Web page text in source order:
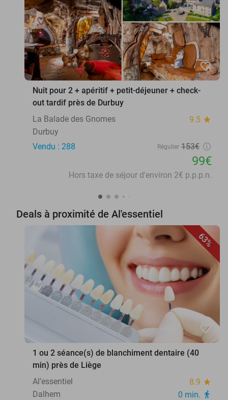
favorite_border
Nuit pour 2 + apéritif + petit-déjeuner + check-
out tardif près de Durbuy
La Balade des Gnomes
9.5 star
Durbuy
Vendu : 288
Régulier 153€
99€
Hors taxe de séjour d'environ 2€ p.p.p.n.
Deals à proximité de Al'essentiel
63%
favorite_border
1 ou 2 séance(s) de blanchiment dentaire (40
min) près de Liège
Al'essentiel
8.9 star
Dalhem 0 min. directions_walk